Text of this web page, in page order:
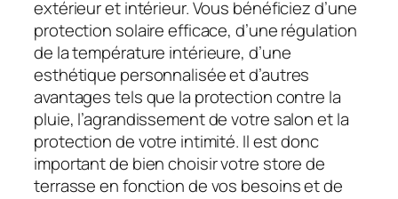
extérieur et intérieur. Vous bénéficiez d’une
protection solaire efficace, d’une régulation
de la température intérieure, d’une
esthétique personnalisée et d’autres
avantages tels que la protection contre la
pluie, l’agrandissement de votre salon et la
protection de votre intimité. Il est donc
important de bien choisir votre store de
terrasse en fonction de vos besoins et de